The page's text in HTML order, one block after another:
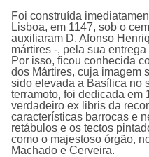
Foi construída
Lisboa, em 1147, sob o
auxiliaram D. Afonso
mártires -, pela sua
Por isso, ficou conhecida
dos Mártires, cuja imagem
sido elevada a Basílica no
terramoto, foi dedicada em
verdadeiro ex libris da
características barrocas e
retábulos e os tectos
como o majestoso órgão,
Machado e Cerveira.